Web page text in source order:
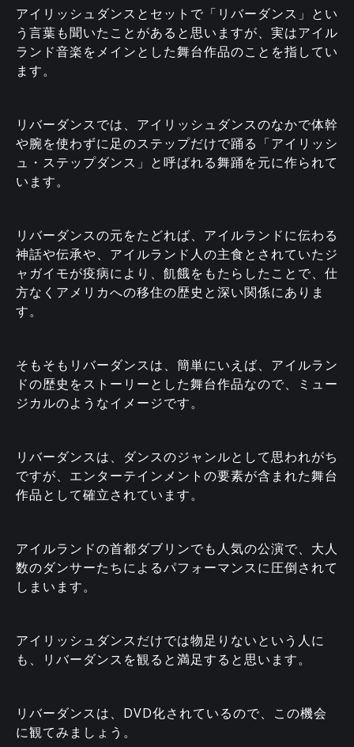
アイリッシュダンスとセットで「リバーダンス」とい
う言葉も聞いたことがあると思いますが、実はアイル
ランド音楽をメインとした舞台作品のことを指してい
ます。
リバーダンスでは、アイリッシュダンスのなかで体幹
や腕を使わずに足のステップだけで踊る「アイリッシ
ュ・ステップダンス」と呼ばれる舞踊を元に作られて
います。
リバーダンスの元をたどれば、アイルランドに伝わる
神話や伝承や、アイルランド人の主食とされていたジ
ャガイモが疫病により、飢餓をもたらしたことで、仕
方なくアメリカへの移住の歴史と深い関係にありま
す。
そもそもリバーダンスは、簡単にいえば、アイルラン
ドの歴史をストーリーとした舞台作品なので、ミュー
ジカルのようなイメージです。
リバーダンスは、ダンスのジャンルとして思われがち
ですが、エンターテインメントの要素が含まれた舞台
作品として確立されています。
アイルランドの首都ダブリンでも人気の公演で、大人
数のダンサーたちによるパフォーマンスに圧倒されて
しまいます。
アイリッシュダンスだけでは物足りないという人に
も、リバーダンスを観ると満足すると思います。
リバーダンスは、DVD化されているので、この機会
に観てみましょう。